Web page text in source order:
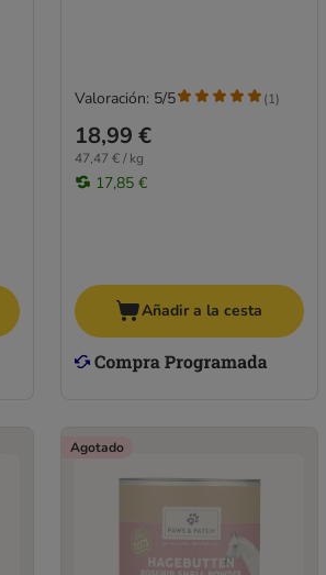
18,99 €
47,47 € / kg
17,85 €
Valoración: 5/5 (1)
Añadir a la cesta
Agotado